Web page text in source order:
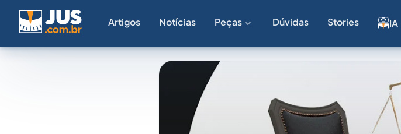
Artigos Notícias Peças Dúvidas Stories IA